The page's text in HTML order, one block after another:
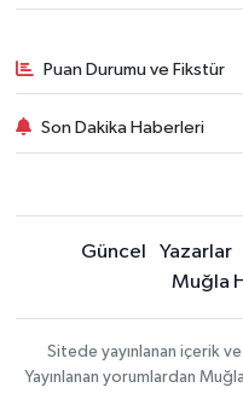
Puan Durumu ve Fikstür
Son Dakika Haberleri
Güncel Yazarlar
Muğla
Sitede yayınlanan içerik
Yayınlanan yorumlardan